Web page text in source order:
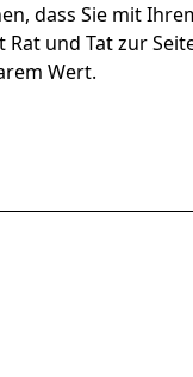
dass Sie mit
und Tat zur
Wert.